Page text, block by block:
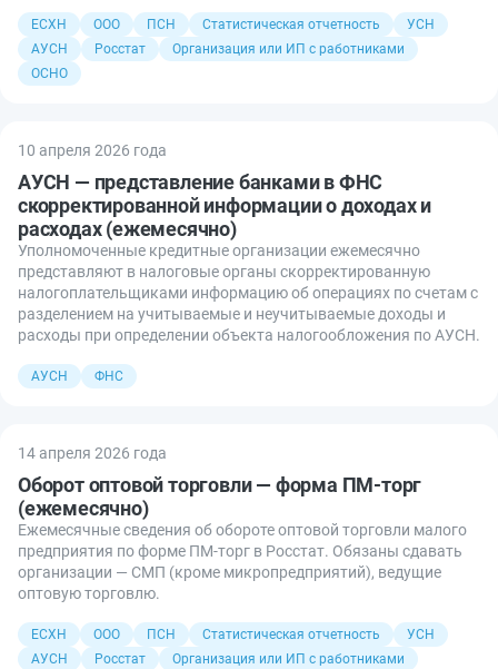
ЕСХН ООО ПСН Статистическая отчетность
УСН
АУСН
Росстат
Организация или ИП с работниками
ОСНО
10 апреля 2026 года
АУСН — представление банками в ФНС
скорректированной информации о доходах и
расходах (ежемесячно)
Уполномоченные кредитные организации ежемесячно
представляют в налоговые органы скорректированную
налогоплательщиками информацию об операциях по счетам с
разделением на учитываемые и неучитываемые доходы и
расходы при определении объекта налогообложения по АУСН.
АУСН ФНС
14 апреля 2026 года
Оборот оптовой торговли — форма ПМ-торг
(ежемесячно)
Ежемесячные сведения об обороте оптовой торговли малого
предприятия по форме ПМ-торг в Росстат. Обязаны сдавать
организации — СМП (кроме микропредприятий), ведущие
оптовую торговлю.
ЕСХН ООО ПСН Статистическая отчетность
УСН
АУСН
Росстат Организация или ИП с работниками